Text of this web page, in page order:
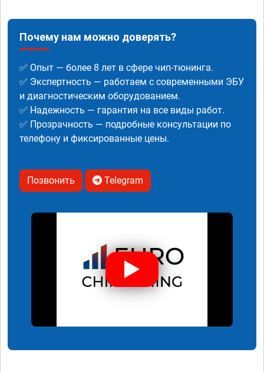
Почему нам можно доверять?
✅ Опыт — более 8 лет в сфере чип-тюнинга.
✅ Экспертность — работаем с современными ЭБУ
и диагностическим оборудованием.
✅ Надежность — гарантия на все виды работ.
✅ Прозрачность — подробные консультации по
телефону и фиксированные цены.
Позвонить Telegram